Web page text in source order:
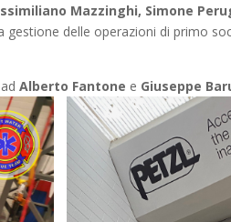
Mazzinghi, Simone
delle operazioni di primo
adAlberto Fantone e Giuseppe